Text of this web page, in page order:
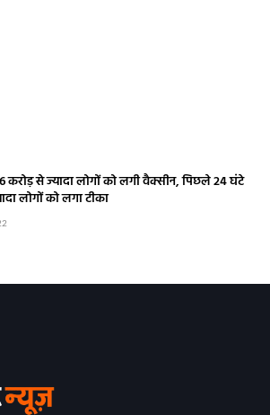
से ज्यादा लोगों को लगी वैक्सीन, पिछले 24 घंटे
लोगों को लगा टीका